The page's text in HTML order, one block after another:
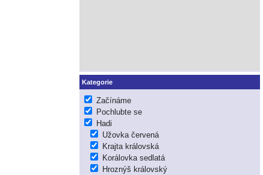
Kategorie
Začínáme
Pochlubte se
Hadi
Užovka červená
Krajta královská
Korálovka sedlatá
Hroznýš královský